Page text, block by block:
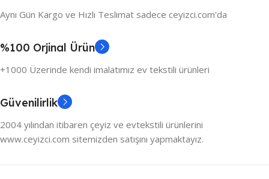
Aynı Gün Kargo ve Hızlı Teslimat sadece ceyizci.com'da
%100 Orjinal Ürün
+1000 Üzerinde kendi imalatımız ev tekstili ürünleri
Güvenilirlik
2004 yılından itibaren çeyiz ve evtekstili ürünlerini
www.ceyizci.com sitemizden satışını yapmaktayız.